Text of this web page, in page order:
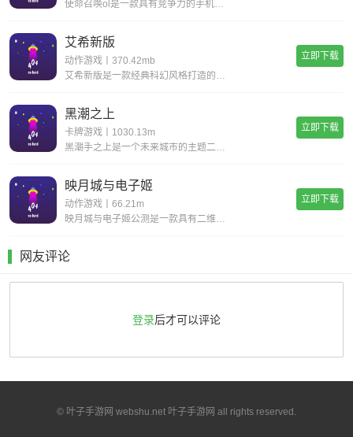
使命召唤ol是一款具有竞争力的手机射击游戏。您一定会感到现实，丰富您的游戏体验并完成各种战斗任务以获得丰厚的回报。逼真的惊人武器带来了开创性的战斗，同时遵循经典的世界观并添加了全新的游戏玩法，玩家可以感受到射击的最大乐趣，并且玩家可以更好地
艾希新版
动作游戏丨370.42mb
艾希新版是一款经典科幻风格打造的动作格斗类手游，超华丽炫酷的场景地图给你带来无与伦比的视觉享受，进入这个独特的世界当中展开精彩绝伦的战斗旅程，享受前所未有的爽快动作打击手感!艾希新版游戏亮点丰富的场景地图，超科幻的未来场景多样化的武器选择，
立即下载
黑潮之上
卡牌游戏丨1030.13m
黑潮手之上是一个未来城市的主题二次元题材游戏,游戏背景设置在穿过时间和空间的未来,多样的地图关卡,令人紧张兴奋的冒险随机事件,战斗丰富的回合制策略组合二次元玩法,让你感受不一样的高自由度卡牌游戏,快点来下载黑潮之上进行体验吧!《黑潮之上》游
立即下载
映月城与电子姬
动作游戏丨66.21m
映月城与电子姬公测是一款具有二维风格的漂亮动作射击游戏。玩家可以自由选择自己的角色去奋斗系统的声音和字幕是超级无意义的，为玩家提供了各种丰富的故事和故事。感兴趣的朋友很快下载体验映月城与电子姬公测特色不同的角色有自己的能力和属性，玩家需要灵
立即下载
网友评论
登录后才可以评论
© 叶子手游网 webshu.net 叶子手游网 all rights reserved.